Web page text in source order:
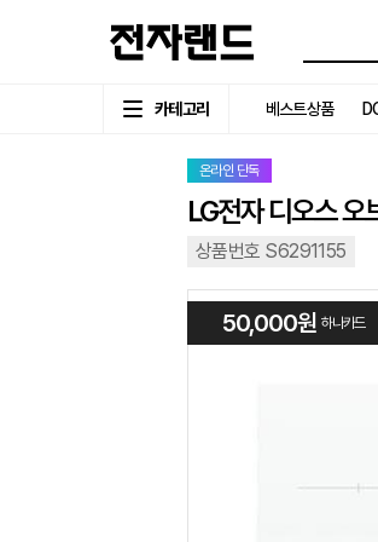
카테고리 베스트상품
온라인 단독
LG전자 디오스
상품번호 S6291155
50,000원 하나카드